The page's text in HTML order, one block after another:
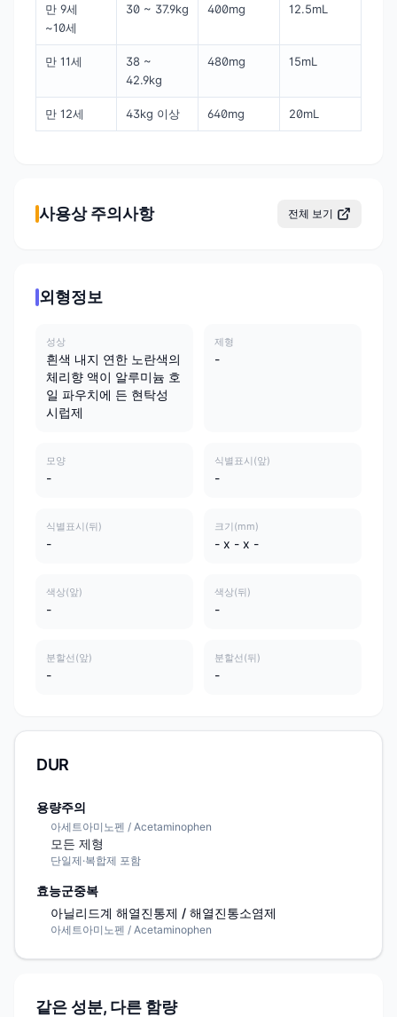
만 9세
~10세
30 ~ 37.9kg 400mg 12.5mL
만 11세
38 ~
42.9kg
480mg 15mL
만 12세 43kg 이상 640mg 20mL
사용상 주의사항 전체 보기
외형정보
성상
흰색 내지 연한 노란색의
체리향 액이 알루미늄 호
일 파우치에 든 현탁성
시럽제
제형
-
모양
-
식별표시(앞)
-
식별표시(뒤)
-
크기(mm)
- x - x -
색상(앞)
-
색상(뒤)
-
분할선(앞)
-
분할선(뒤)
-
DUR
용량주의
아세트아미노펜 / Acetaminophen
모든 제형
단일제·복합제 포함
효능군중복
아닐리드계 해열진통제 / 해열진통소염제
아세트아미노펜 / Acetaminophen
같은 성분, 다른 함량